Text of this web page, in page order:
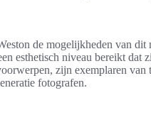
de mogelijkheden van
esthetisch niveau bereikt
zijn exemplaren
fotografen.